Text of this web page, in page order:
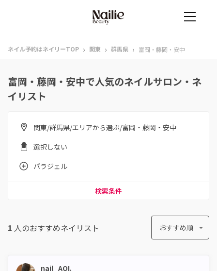
ネイル予約はネイリーTOP › 関東 › 群馬県 › 富岡・藤岡・安中
富岡・藤岡・安中で人気のネイルサロン・ネ
イリスト
関東/群馬県/エリアから選ぶ/富岡・藤岡・安中
選択しない
パラジェル
検索条件
1 人のおすすめネイリスト おすすめ順
nail_AOI.